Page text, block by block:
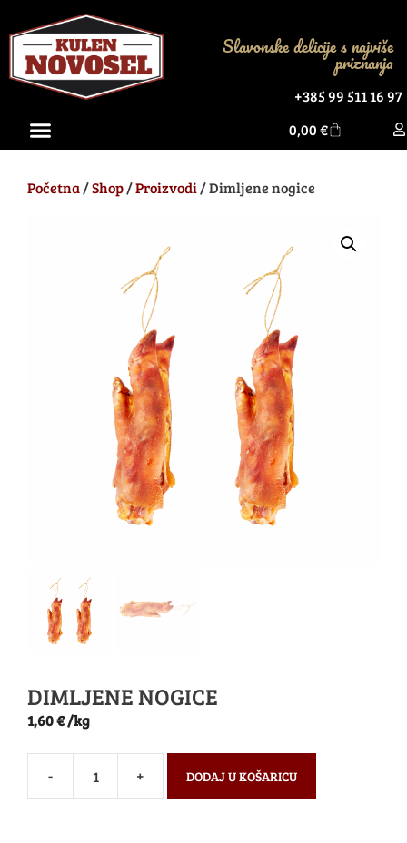
Slavonske delicije s najviše
priznanja
+385 99 511 16 97
0,00€
Početna/Shop/Proizvodi/ Dimljene nogice
DIMLJENE NOGICE
1,60€/kg
- + DODAJ U KOŠARICU